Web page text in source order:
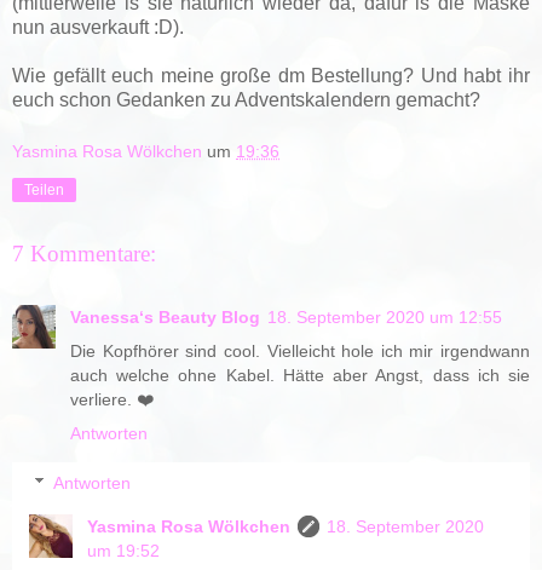
nun ausverkauft :D).
Wie gefällt euch meine große dm Bestellung? Und habt ihr
euch schon Gedanken zu Adventskalendern gemacht?
Yasmina Rosa Wölkchen um 19:36
Teilen
7 Kommentare:
Vanessa‘s Beauty Blog 18. September 2020 um 12:55
Die Kopfhörer sind cool. Vielleicht hole ich mir irgendwann
auch welche ohne Kabel. Hätte aber Angst, dass ich sie
verliere. ❤️
Antworten
Antworten
Yasmina Rosa Wölkchen
18. September 2020
um 19:52